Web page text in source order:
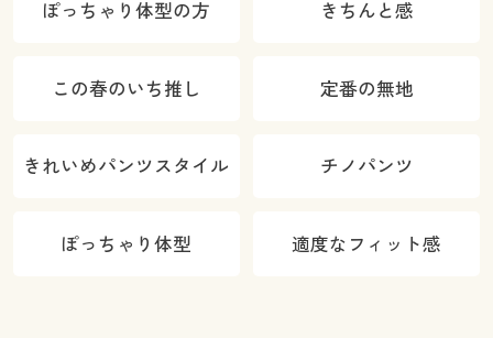
ぽっちゃり体型の方 きちんと感
この春のいち推し 定番の無地
きれいめパンツスタイル チノパンツ
ぽっちゃり体型 適度なフィット感